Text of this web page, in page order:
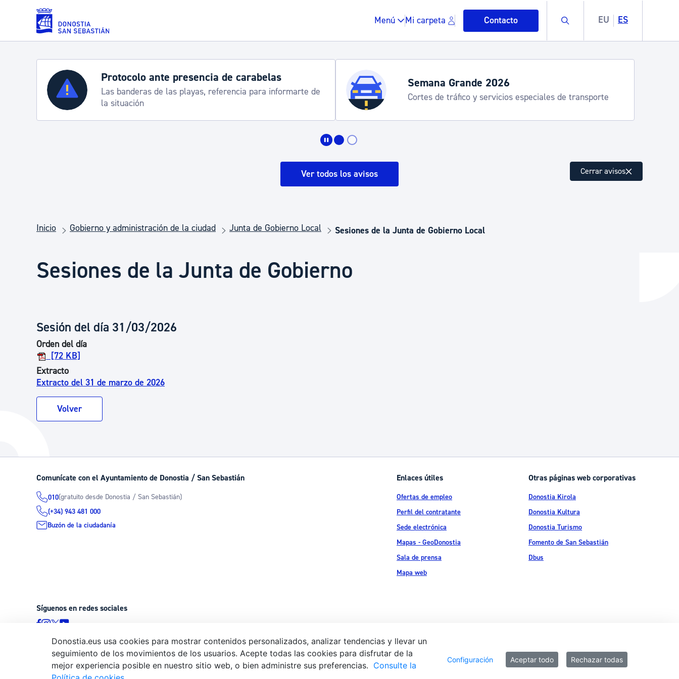
Saltar al contenido principal
Menú Mi carpeta Contacto Buscar EU ES
Servicios
Padrón y asuntos personales
Espacio público, residuos y medioambiente
Seguridad ciudadana y emergencias Euskera
Salud Pública, animales y consumo
Participación ciudadana y asociacionismo
Deporte
La ciudad ahora
Descubre la ciudad
La ciudad futura
Noticias
Tablón de anuncios oficiales
Calendario fiscal
Ayuda a la tramitación
Protocolo ante presencia de carabelas
Las banderas de las playas, referencia para informarte de
la situación
Semana Grande 2026
Cortes de tráfico y servicios especiales de transporte
Ver todos los avisos Cerrar avisos
Inicio Gobierno y administración de la ciudad Junta de Gobierno Local Sesiones de la Junta de Gobierno Local
Sesiones de la Junta de Gobierno
Sesión del día 31/03/2026
Orden del día
[72 KB]
Extracto
Extracto del 31 de marzo de 2026
Volver
Comunícate con el Ayuntamiento de Donostia / San Sebastián
010(gratuito desde Donostia / San Sebastián)
(+34) 943 481 000
Buzón de la ciudadanía
Enlaces útiles
Ofertas de empleo
Perfil del contratante
Sede electrónica
Mapas - GeoDonostia
Sala de prensa
Mapa web
Otras páginas web corporativas
Donostia Kirola
Donostia Kultura
Donostia Turismo
Fomento de San Sebastián
Dbus
Síguenos en redes sociales
© Donostiako Udala - Ayuntamiento de Donostia / San Sebastián Ijentea 1,
20003 Donostia / San Sebastián
Aviso legal Política de privacidad Política de cookies Declaración de accesibilidad
Donostia.eus usa cookies para mostrar contenidos personalizados, analizar tendencias y llevar un
seguimiento de los movimientos de los usuarios. Acepte todas las cookies para disfrutar de la
mejor experiencia posible en nuestro sitio web, o bien administre sus preferencias. Consulte la
Configuración Aceptar todo Rechazar todas